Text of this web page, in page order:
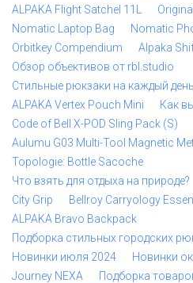
ALPAKA Flight Satchel 11L
Nomatic Laptop Bag
Nomatic
Orbitkey Compendium
Alpaka
Обзор объективов от rbl.studio
Стильные рюкзаки на каждый день
ALPAKA Vertex Pouch Mini
Как
Code of Bell X-POD Sling Pack (S)
Aulumu G03 Multi-Tool Magnetic
Topologie: Bottle Sacoche
Что взять для отдыха на природе?
City Grip
Bellroy Carryology
ALPAKA Bravo Backpack
Подборка стильных городских
Новинки июля 2024
Новинки
Journey NEXA
Подборка